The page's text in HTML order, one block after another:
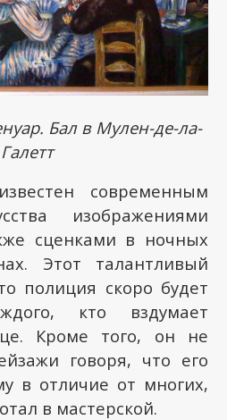
Бал в Мулен-де-ла-
Галетт
современным
изображениями
сценками в ночных
Этот талантливый
полиция скоро будет
кто вздумает
Кроме того, он не
говоря, что его
в отличие от многих,
в мастерской.